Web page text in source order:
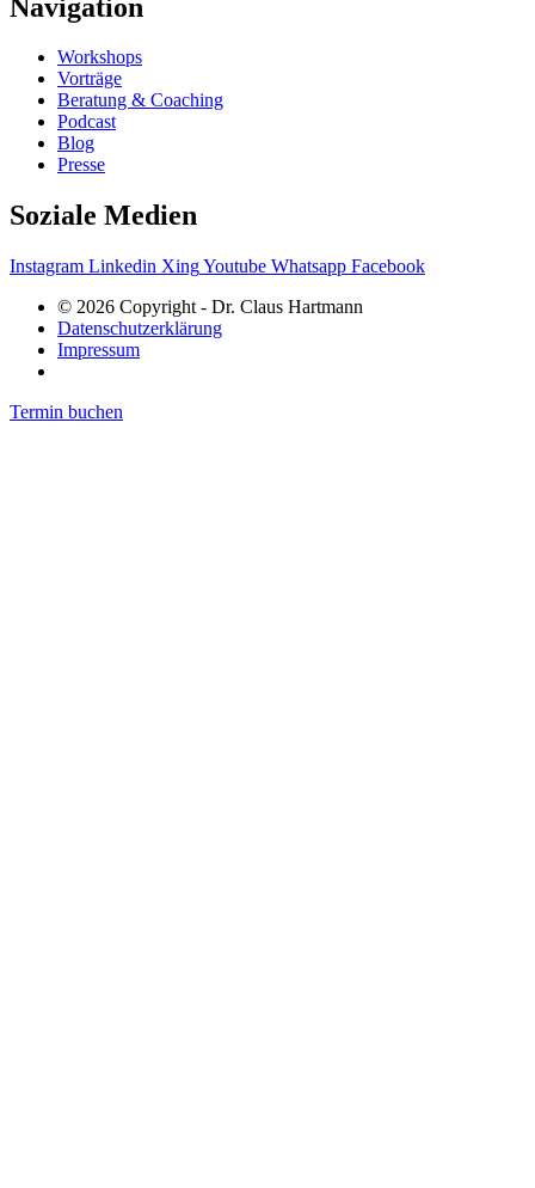
Navigation
Workshops
Vorträge
Beratung & Coaching
Podcast
Blog
Presse
Soziale Medien
Instagram Linkedin XingYoutube Whatsapp Facebook
© 2026 Copyright - Dr. Claus Hartmann
Datenschutzerklärung
Impressum
Termin buchen